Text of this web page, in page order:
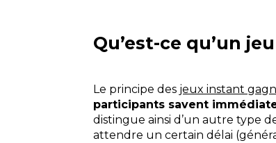
Qu’est-ce qu’un
Le principe des jeux instant
participants savent
distingue ainsi d’un autre type
attendre un certain délai